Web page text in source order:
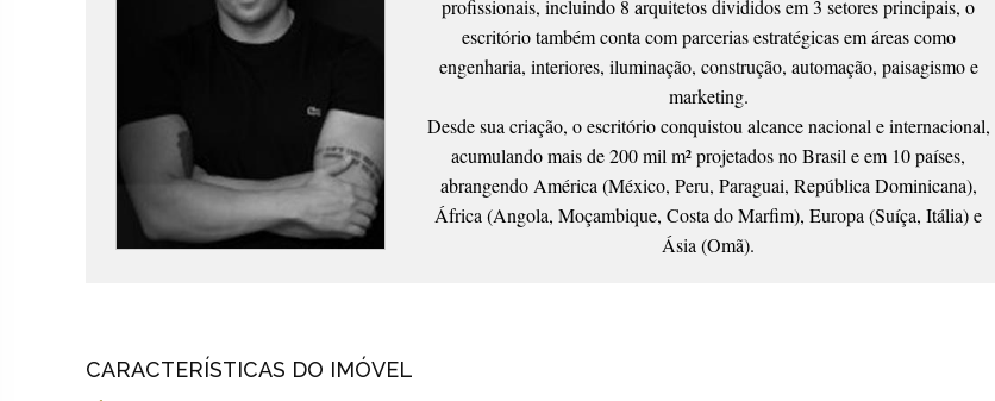
profissionais, incluindo 8 arquitetos divididos em 3 setores principais, o
escritório também conta com parcerias estratégicas em áreas como
engenharia, interiores, iluminação, construção, automação, paisagismo e
marketing.
Desde sua criação, o escritório conquistou alcance nacional e internacional,
acumulando mais de 200 mil m² projetados no Brasil e em 10 países,
abrangendo América (México, Peru, Paraguai, República Dominicana),
África (Angola, Moçambique, Costa do Marfim), Europa (Suíça, Itália) e
Ásia (Omã).
CARACTERÍSTICAS DO IMÓVEL